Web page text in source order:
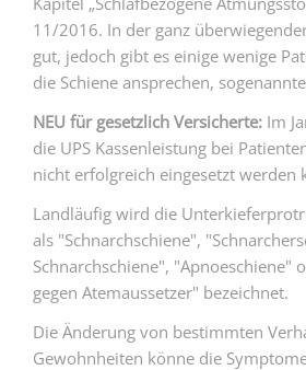
11/2016. In der ganz
gut, jedoch gibt es einige wenige
die Schiene ansprechen,
NEU für gesetzlich Versicherte: Im
die UPS Kassenleistung bei
nicht erfolgreich eingesetzt werden
Landläufig wird die
als "Schnarchschiene",
Schnarchschiene", "Apnoeschiene"
gegen Atemaussetzer" bezeichnet.
Die Änderung von bestimmten
Gewohnheiten könne die